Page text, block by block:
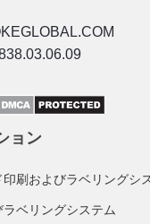
ョン
印刷およびラベリングシ
ベリングシステム